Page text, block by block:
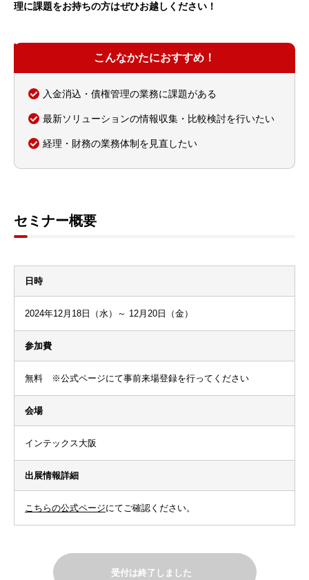
理に課題をお持ちの方はぜひお越しください！
こんなかたにおすすめ！
入金消込・債権管理の業務に課題がある
最新ソリューションの情報収集・比較検討を行いたい
経理・財務の業務体制を見直したい
セミナー概要
日時
2024年12月18日（水）～ 12月20日（金）
参加費
無料 ※公式ページにて事前来場登録を行ってください
会場
インテックス大阪
出展情報詳細
こちらの公式ページにてご確認ください。
受付は終了しました